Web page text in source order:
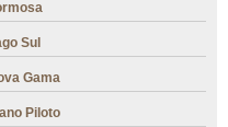
Sul
Gama
Piloto